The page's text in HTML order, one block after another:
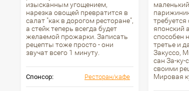
изысканным угощением,
нарезка овощей превратится в
салат "как в дорогом ресторане",
а стейк теперь всегда будет
желаемой прожарки. Записать
рецепты тоже просто - они
звучат всего 1 минуту.
Спонсор: Ресторан/кафе
японский
способен
третье и
Закуссо,
сан За-ку-
своими
Мировая